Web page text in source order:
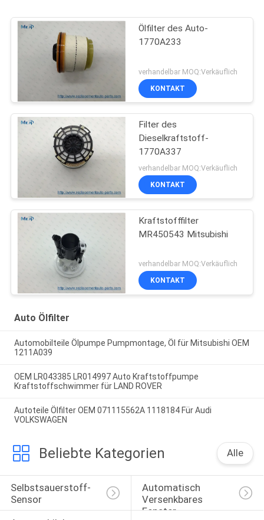
Ölfilter des Auto-
1770A233
verhandelbar MOQ:Verkäuflich
KONTAKT
Filter des
Dieselkraftstoff-
1770A337
verhandelbar MOQ:Verkäuflich
KONTAKT
Kraftstofffilter
MR450543 Mitsubishi
verhandelbar MOQ:Verkäuflich
KONTAKT
Auto Ölfilter
Automobilteile Ölpumpe Pumpmontage, Öl für Mitsubishi OEM
1211A039
OEM LR043385 LR014997 Auto Kraftstoffpumpe
Kraftstoffschwimmer für LAND ROVER
Autoteile Ölfilter OEM 071115562A 1118184 Für Audi
VOLKSWAGEN
Beliebte Kategorien Alle
Selbstsauerstoff-
Sensor
Automatisch
Versenkbares
Fenster-